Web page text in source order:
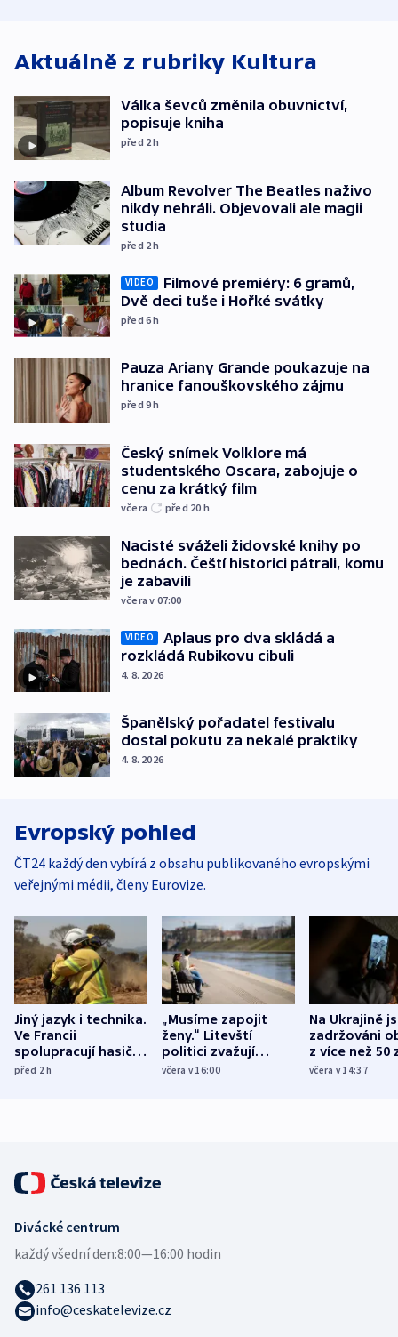
Aktuálně z rubriky Kultura
Válka ševců změnila obuvnictví,
popisuje kniha
před 2h
Album Revolver The Beatles naživo
nikdy nehráli. Objevovali ale magii
studia
před 2h
VIDEO
Filmové premiéry: 6 gramů,
Dvě deci tuše i Hořké svátky
před 6h
Pauza Ariany Grande poukazuje na
hranice fanouškovského zájmu
před 9h
Český snímek Volklore má
studentského Oscara, zabojuje o
cenu za krátký film
včera před 20 h
Nacisté sváželi židovské knihy po
bednách. Čeští historici pátrali, komu
je zabavili
včera v 07:00
VIDEO
Aplaus pro dva skládá a
rozkládá Rubikovu cibuli
4. 8. 2026
Španělský pořadatel festivalu
dostal pokutu za nekalé praktiky
4. 8. 2026
Evropský pohled
ČT24 každý den vybírá z obsahu publikovaného evropskými
veřejnými médii, členy Eurovize.
Jiný jazyk i technika.
Ve Francii
spolupracují hasiči z
různých zemí
před 2h
„Musíme zapojit
ženy.“ Litevští
politici zvažují
dohodu o
včera v 16:00
Na Ukrajině
zadržováni
z více než 50
Bojovali na
včera v 14:37
Divácké centrum
každý všední den:8:00—16:00 hodin
261 136 113
info@ceskatelevize.cz